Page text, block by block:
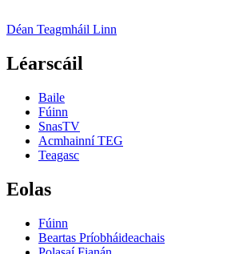
Déan Teagmháil Linn
Léarscáil
Baile
Fúinn
SnasTV
Acmhainní TEG
Teagasc
Eolas
Fúinn
Beartas Príobháideachais